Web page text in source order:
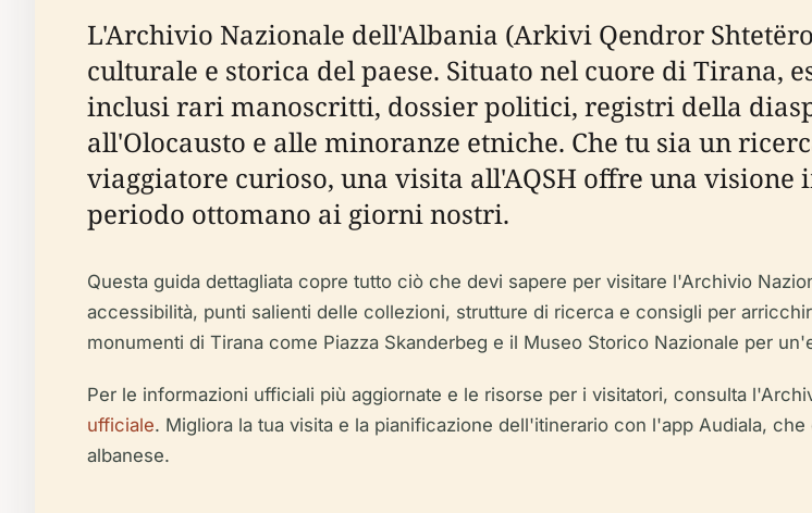
L'Archivio Nazionale dell'Albania (Arkivi Qendror
culturale e storica del paese. Situato nel cuore di Tirana,
inclusi rari manoscritti, dossier politici, registri della
all'Olocausto e alle minoranze etniche. Che tu sia un
viaggiatore curioso, una visita all'AQSH offre una
periodo ottomano ai giorni nostri.
Questa guida dettagliata copre tutto ciò che devi sapere per visitare l'Archivio
accessibilità, punti salienti delle collezioni, strutture di ricerca e consigli per
monumenti di Tirana come Piazza Skanderbeg e il Museo Storico Nazionale per
Per le informazioni ufficiali più aggiornate e le risorse per i visitatori, consulta
ufficiale. Migliora la tua visita e la pianificazione dell'itinerario con l'app Audiala,
albanese.